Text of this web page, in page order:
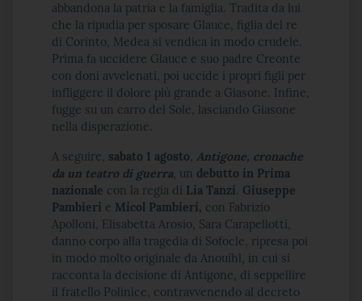
abbandona la patria e la famiglia. Tradita da lui
che la ripudia per sposare Glauce, figlia del re
di Corinto, Medea si vendica in modo crudele.
Prima fa uccidere Glauce e suo padre Creonte
con doni avvelenati, poi uccide i propri figli per
infliggere il dolore più grande a Giasone. Infine,
fugge su un carro del Sole, lasciando Giasone
nella disperazione.
A seguire, sabato 1 agosto, Antigone, cronache
da un teatro di guerra, un debutto in Prima
nazionale con la regia di Lia Tanzi. Giuseppe
Pambieri e Micol Pambieri, con Fabrizio
Apolloni, Elisabetta Arosio, Sara Carapellotti,
danno corpo alla tragedia di Sofocle, ripresa poi
in modo molto originale da Anouihl, in cui si
racconta la decisione di Antigone, di seppellire
il fratello Polinice, contravvenendo al decreto